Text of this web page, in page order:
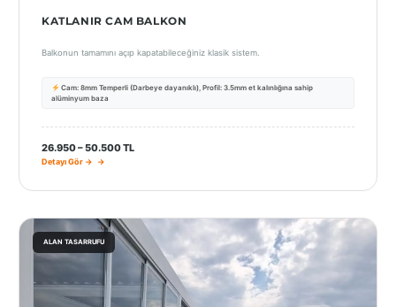
KATLANIR CAM BALKON
Balkonun tamamını açıp kapatabileceğiniz klasik sistem.
Cam: 8mm Temperli (Darbeye dayanıklı), Profil: 3.5mm et kalınlığına sahip
alüminyum baza
26.950 – 50.500 TL
Detayı Gör →
ALAN TASARRUFU